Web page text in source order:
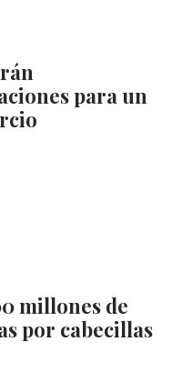
para un
millones de
por cabecillas